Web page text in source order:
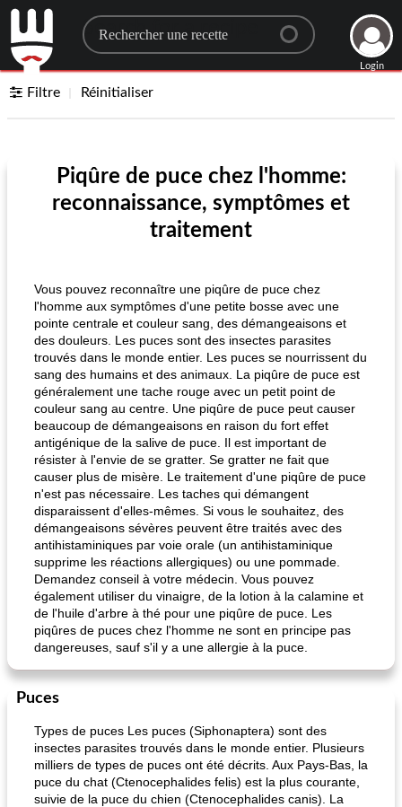
Search for a recipe
Login
Filtre Réinitialiser
Piqûre de puce chez l'homme:
reconnaissance, symptômes et
traitement
Vous pouvez reconnaître une piqûre de puce chez
l'homme aux symptômes d'une petite bosse avec une
pointe centrale et couleur sang, des démangeaisons et
des douleurs. Les puces sont des insectes parasites
trouvés dans le monde entier. Les puces se nourrissent du
sang des humains et des animaux. La piqûre de puce est
généralement une tache rouge avec un petit point de
couleur sang au centre. Une piqûre de puce peut causer
beaucoup de démangeaisons en raison du fort effet
antigénique de la salive de puce. Il est important de
résister à l'envie de se gratter. Se gratter ne fait que
causer plus de misère. Le traitement d'une piqûre de puce
n'est pas nécessaire. Les taches qui démangent
disparaissent d'elles-mêmes. Si vous le souhaitez, des
démangeaisons sévères peuvent être traités avec des
antihistaminiques par voie orale (un antihistaminique
supprime les réactions allergiques) ou une pommade.
Demandez conseil à votre médecin. Vous pouvez
également utiliser du vinaigre, de la lotion à la calamine et
de l'huile d'arbre à thé pour une piqûre de puce. Les
piqûres de puces chez l'homme ne sont en principe pas
dangereuses, sauf s'il y a une allergie à la puce.
Puces
Types de puces Les puces (Siphonaptera) sont des
insectes parasites trouvés dans le monde entier. Plusieurs
milliers de types de puces ont été décrits. Aux Pays-Bas, la
puce du chat (Ctenocephalides felis) est la plus courante,
suivie de la puce du chien (Ctenocephalides canis). La